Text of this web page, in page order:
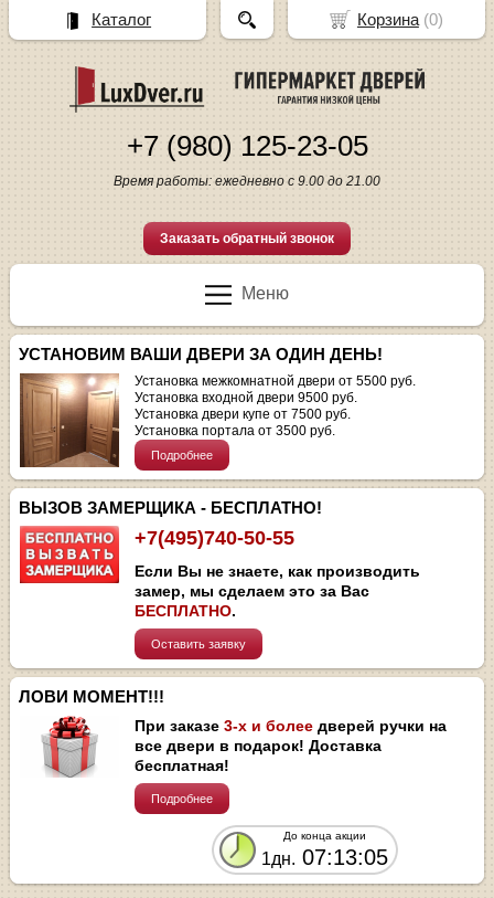
+7 (980) 125-23-05
Время работы: ежедневно с 9.00 до 21.00
Заказать обратный звонок
Меню
УСТАНОВИМ ВАШИ ДВЕРИ ЗА ОДИН ДЕНЬ!
Установка межкомнатной двери от 5500 руб.
Установка входной двери 9500 руб.
Установка двери купе от 7500 руб.
Установка портала от 3500 руб.
Подробнее
ВЫЗОВ ЗАМЕРЩИКА - БЕСПЛАТНО!
+7(495)740-50-55
Если Вы не знаете, как производить
замер, мы сделаем это за Вас
БЕСПЛАТНО.
Оставить заявку
ЛОВИ МОМЕНТ!!!
При заказе3-х и более дверей ручки на
все двери в подарок! Доставка
бесплатная!
Подробнее
До конца акции
1дн. 07:13:05
Корзина(0)
Каталог